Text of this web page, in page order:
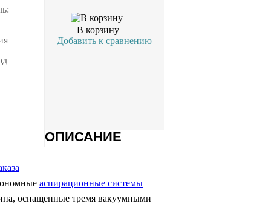
В корзину
Добавить к сравнению
ОПИСАНИЕ
аспирационные системы
оснащенные тремя вакуумными